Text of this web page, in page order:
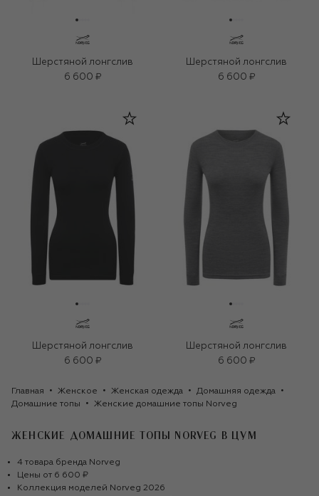
Шерстяной лонгслив
6 600 ₽
Шерстяной лонгслив
6 600 ₽
Шерстяной лонгслив
6 600 ₽
Шерстяной лонгслив
6 600 ₽
Главная Женское Женская одежда
Домашняя одежда
Домашние топы
Женские домашние топы Norveg
ЖЕНСКИЕ ДОМАШНИЕ ТОПЫ NORVEG В ЦУМ
4 товара бренда Norveg
Цены от 6 600 ₽
Коллекция моделей Norveg 2026